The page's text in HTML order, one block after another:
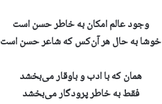
وجود عالم امکان به خاطر حسن است
خوشا به حال هر آن‌کس که شاعر حسن است
همان که با ادب و با‌وقار می‌بخشد
فقط به خاطر پرودگار می‌بخشد